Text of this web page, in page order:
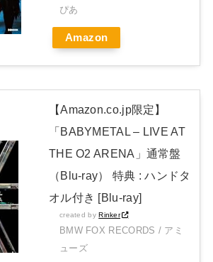
METAL FORTH DELUXE JAPAN EDITION
ぴあ
Amazon
【Amazon.co.jp限定】
「BABYMETAL – LIVE AT
THE O2 ARENA」通常盤
（Blu-ray） 特典 : ハンドタ
オル付き [Blu-ray]
created byRinker
BMW FOX RECORDS / アミ
ューズ